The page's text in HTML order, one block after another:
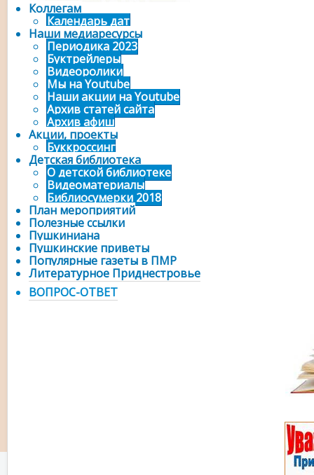
Коллегам
Календарь дат
Наши медиаресурсы
Периодика 2023
Буктрейлеры
Видеоролики
Мы на Youtube
Наши акции на Youtube
Архив статей сайта
Архив афиш
Акции, проекты
Буккроссинг
Детская библиотека
О детской библиотеке
Видеоматериалы
Библиосумерки 2018
План мероприятий
Полезные ссылки
Пушкиниана
Пушкинские приветы
Популярные газеты в ПМР
Литературное Приднестровье
ВОПРОС-ОТВЕТ